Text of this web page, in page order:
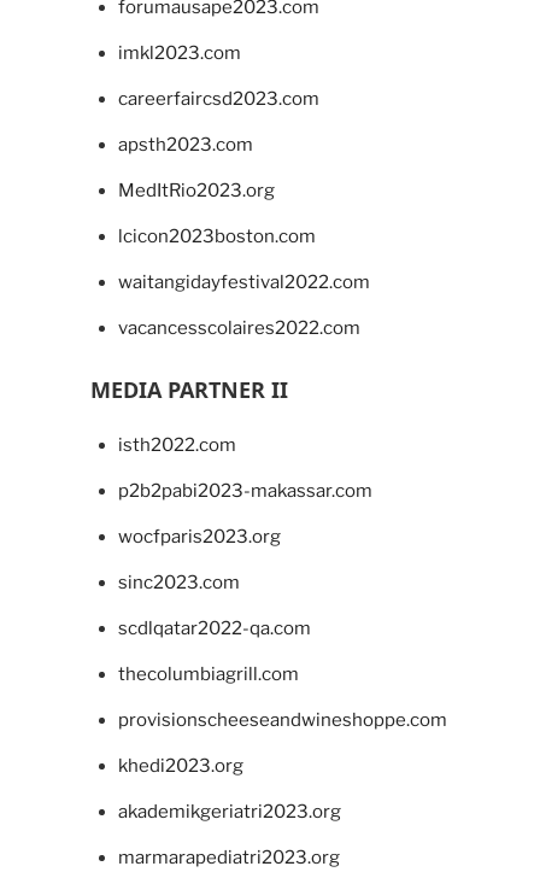
forumausape2023.com
imkl2023.com
careerfaircsd2023.com
apsth2023.com
MedItRio2023.org
lcicon2023boston.com
waitangidayfestival2022.com
vacancesscolaires2022.com
MEDIA PARTNER II
isth2022.com
p2b2pabi2023-makassar.com
wocfparis2023.org
sinc2023.com
scdlqatar2022-qa.com
thecolumbiagrill.com
provisionscheeseandwineshoppe.com
khedi2023.org
akademikgeriatri2023.org
marmarapediatri2023.org